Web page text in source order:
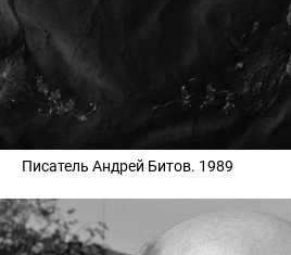
Писатель Андрей Битов. 1989